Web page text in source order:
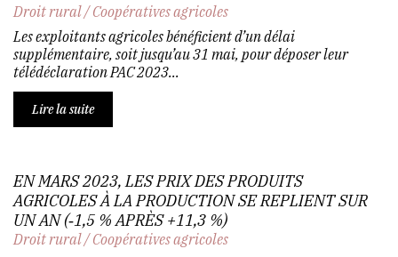
Droit rural/Coopératives agricoles
Les exploitants agricoles bénéficient d’un délai
supplémentaire, soit jusqu’au 31 mai, pour déposer leur
télédéclaration PAC 2023...
Lire la suite
EN MARS 2023, LES PRIX DES PRODUITS
AGRICOLES À LA PRODUCTION SE REPLIENT SUR
UN AN (‑1,5 % APRÈS +11,3 %)
Droit rural/Coopératives agricoles